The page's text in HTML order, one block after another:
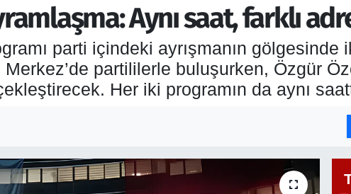
Aynı saat, farklı
parti içindeki ayrışmanın gölgesinde
partililerle buluşurken, Özgür
Her iki programın da aynı